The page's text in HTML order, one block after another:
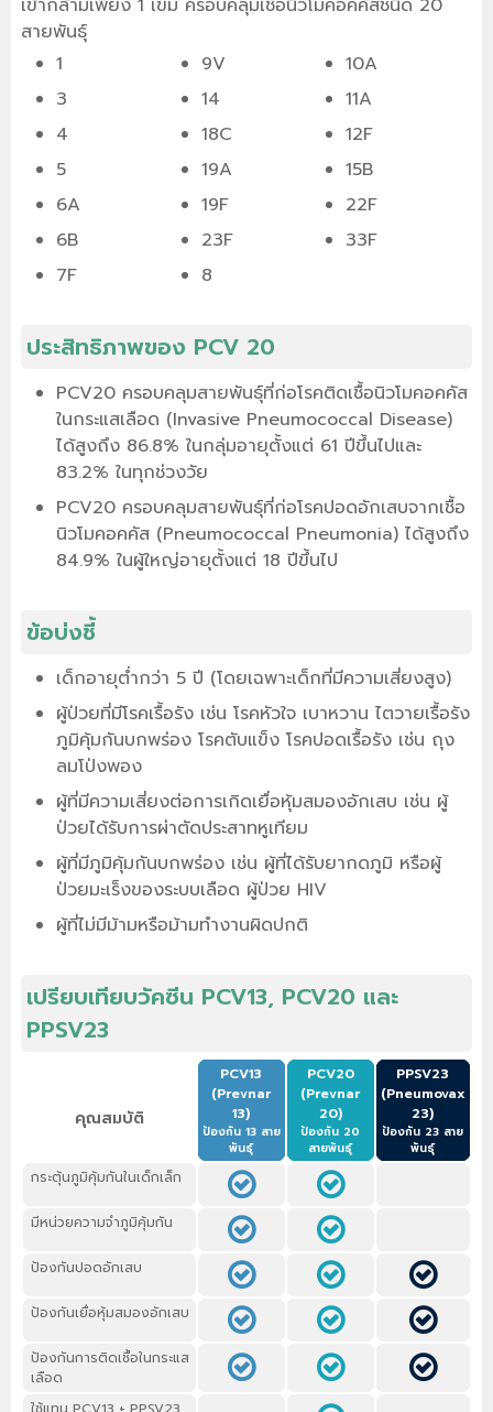
สายพันธุ์
1
3
4
5
6A
6B
7F
9V
14
18C
19A
19F
23F
8
10A
11A
12F
15B
22F
33F
ประสิทธิภาพของ PCV 20
PCV20 ครอบคลุมสายพันธุ์ที่ก่อโรคติดเชื้อนิวโมคอคคัส
ในกระแสเลือด (Invasive Pneumococcal Disease)
ได้สูงถึง 86.8% ในกลุ่มอายุตั้งแต่ 61 ปีขึ้นไปและ
83.2% ในทุกช่วงวัย
PCV20 ครอบคลุมสายพันธุ์ที่ก่อโรคปอดอักเสบจากเชื้อ
นิวโมคอคคัส (Pneumococcal Pneumonia) ได้สูงถึง
84.9% ในผู้ใหญ่อายุตั้งแต่ 18 ปีขึ้นไป
ข้อบ่งชี้
เด็กอายุต่ำกว่า 5 ปี (โดยเฉพาะเด็กที่มีความเสี่ยงสูง)
ผู้ป่วยที่มีโรคเรื้อรัง เช่น โรคหัวใจ เบาหวาน ไตวายเรื้อรัง
ภูมิคุ้มกันบกพร่อง โรคตับแข็ง โรคปอดเรื้อรัง เช่น ถุง
ลมโป่งพอง
ผู้ที่มีความเสี่ยงต่อการเกิดเยื่อหุ้มสมองอักเสบ เช่น ผู้
ป่วยได้รับการผ่าตัดประสาทหูเทียม
ผู้ที่มีภูมิคุ้มกันบกพร่อง เช่น ผู้ที่ได้รับยากดภูมิ หรือผู้
ป่วยมะเร็งของระบบเลือด ผู้ป่วย HIV
ผู้ที่ไม่มีม้ามหรือม้ามทำงานผิดปกติ
เปรียบเทียบวัคซีน PCV13, PCV20 และ
PPSV23
คุณสมบัติ
PCV13
(Prevnar
13)
ป้องกัน 13 สาย
พันธุ์
PCV20
(Prevnar
20)
ป้องกัน 20
สายพันธุ์
PPSV23
(Pneumovax
23)
ป้องกัน 23 สาย
พันธุ์
กระตุ้นภูมิคุ้มกันในเด็กเล็ก
มีหน่วยความจำภูมิคุ้มกัน
ป้องกันปอดอักเสบ
ป้องกันเยื่อหุ้มสมองอักเสบ
ป้องกันการติดเชื้อในกระแส
เลือด